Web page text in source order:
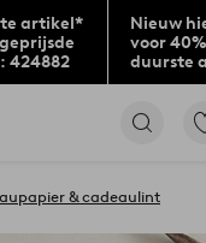
artikel*
424882
Nieuw
voor
duurste
& cadeaulint